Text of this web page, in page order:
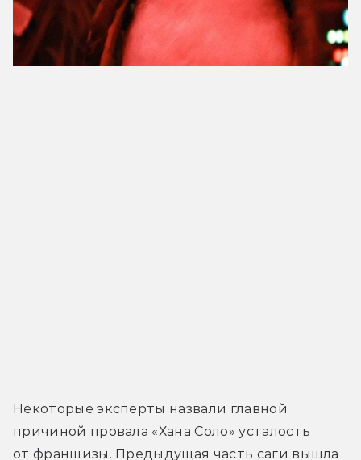
Некоторые эксперты назвали главной
причиной провала «Хана Соло» усталость
от франшизы. Предыдущая часть саги вышла